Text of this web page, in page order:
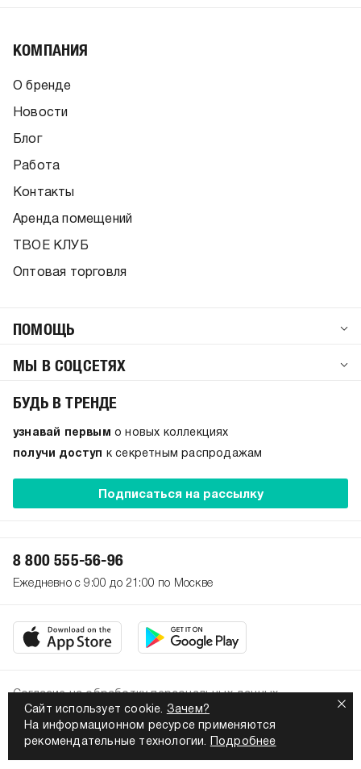
Сайт использует cookie. Зачем?
На информационном ресурсе применяются
рекомендательные технологии.
Подробнее
КОМПАНИЯ
О бренде
Новости
Блог
Работа
Контакты
Аренда помещений
ТВОЕ КЛУБ
Оптовая торговля
ПОМОЩЬ
МЫ В СОЦСЕТЯХ
БУДЬ В ТРЕНДЕ
узнавай первым о новых коллекциях
получи доступ
к секретным распродажам
Подписаться на рассылку
8 800 555-56-96
Ежедневно с 9:00 до 21:00 по Москве
2026. Все права защищены
Политика конфиденциальности
Согласие на обработку персональных данных